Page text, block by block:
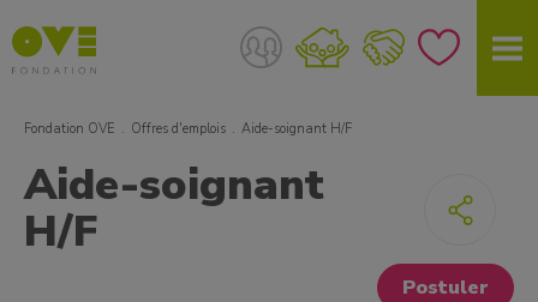
Fondation OVE Offres d'emplois Aide-soignant H/F
Postuler
Aide-soignant
H/F